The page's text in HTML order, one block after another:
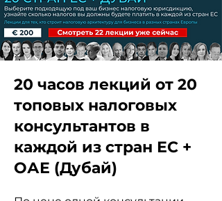
20 часов лекций от 20
топовых налоговых
консультантов в
каждой из стран ЕС +
ОАЕ (Дубай)